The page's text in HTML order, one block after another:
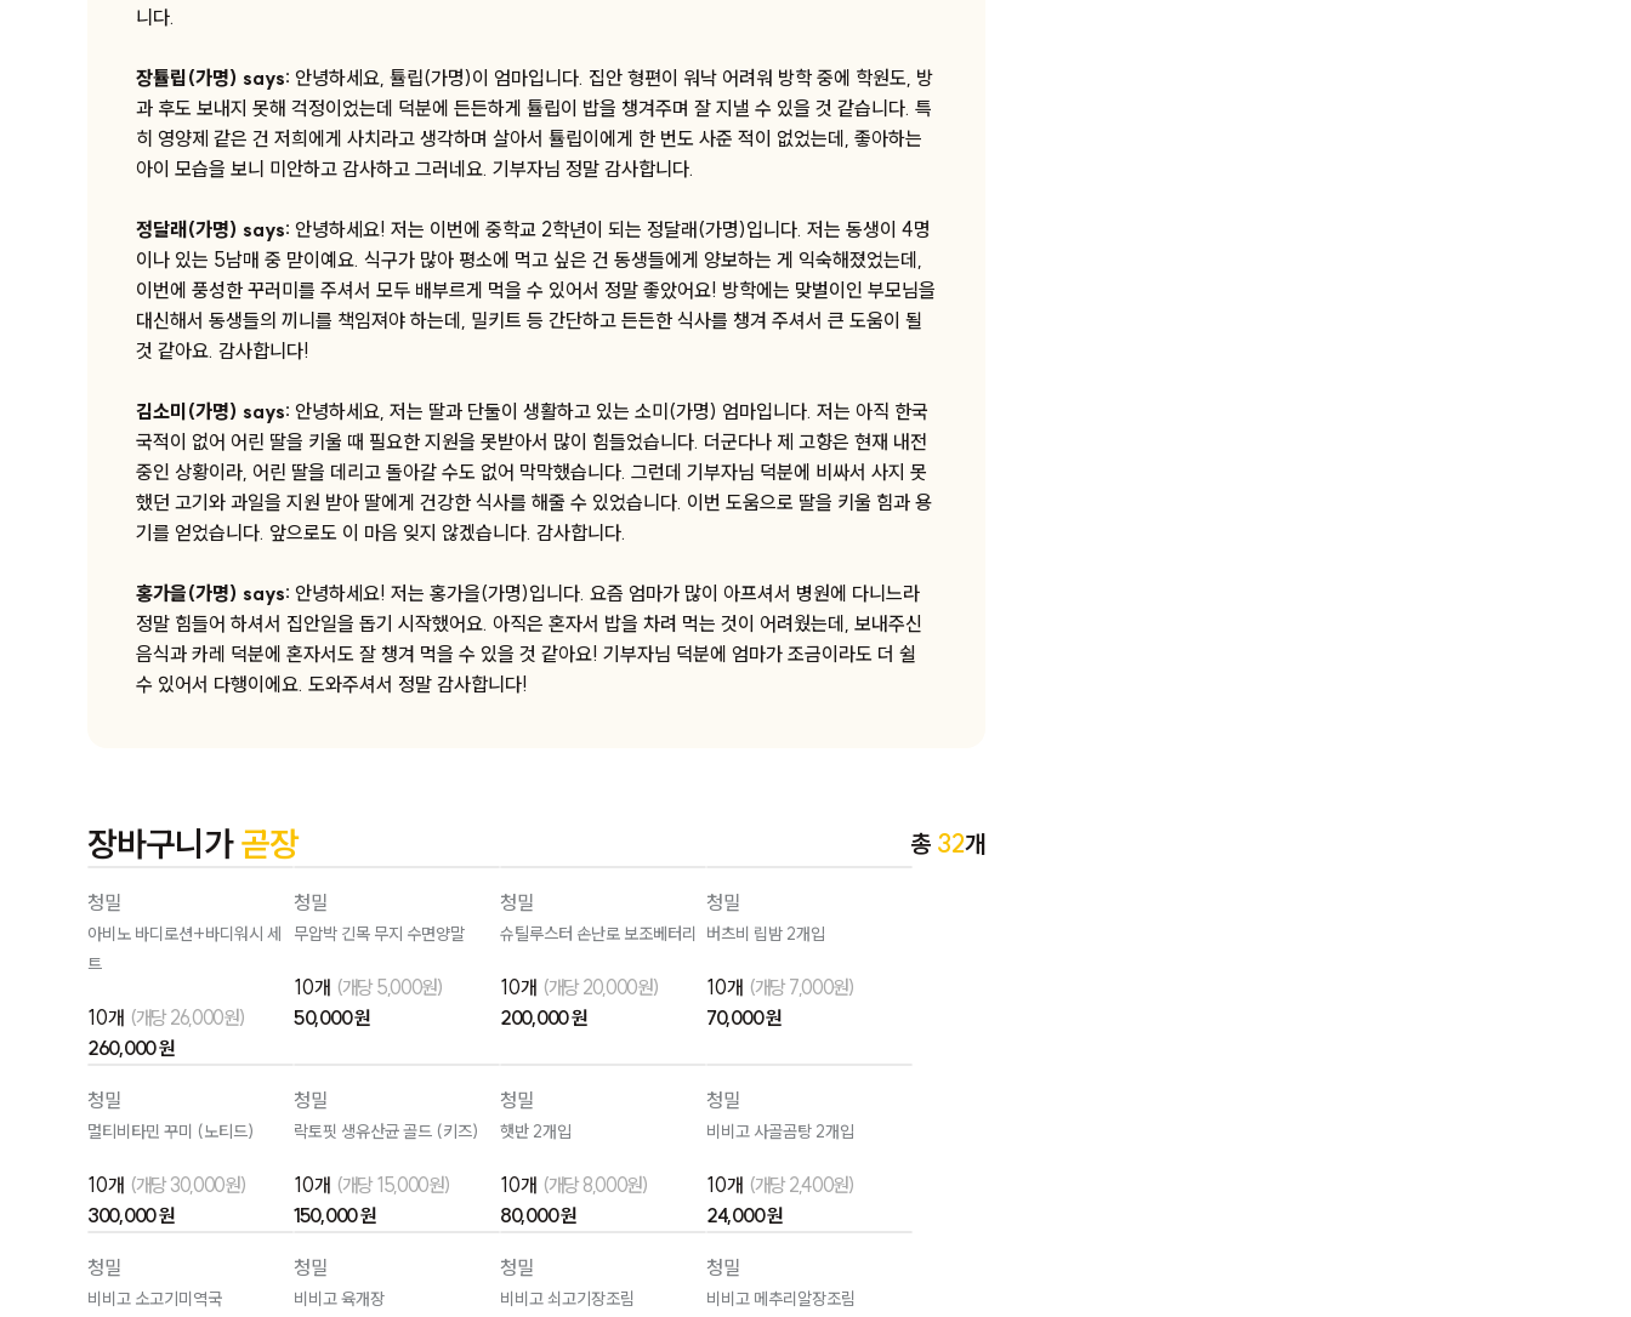
니다.
장튤립(가명) says: 안녕하세요, 튤립(가명)이 엄마입니다. 집안 형편이 워낙 어려워 방학 중에 학원도, 방
과 후도 보내지 못해 걱정이었는데 덕분에 든든하게 튤립이 밥을 챙겨주며 잘 지낼 수 있을 것 같습니다. 특
히 영양제 같은 건 저희에게 사치라고 생각하며 살아서 튤립이에게 한 번도 사준 적이 없었는데, 좋아하는
아이 모습을 보니 미안하고 감사하고 그러네요. 기부자님 정말 감사합니다.
정달래(가명) says: 안녕하세요! 저는 이번에 중학교 2학년이 되는 정달래(가명)입니다. 저는 동생이 4명
이나 있는 5남매 중 맏이예요. 식구가 많아 평소에 먹고 싶은 건 동생들에게 양보하는 게 익숙해졌었는데,
이번에 풍성한 꾸러미를 주셔서 모두 배부르게 먹을 수 있어서 정말 좋았어요! 방학에는 맞벌이인 부모님을
대신해서 동생들의 끼니를 책임져야 하는데, 밀키트 등 간단하고 든든한 식사를 챙겨 주셔서 큰 도움이 될
것 같아요. 감사합니다!
김소미(가명) says: 안녕하세요, 저는 딸과 단둘이 생활하고 있는 소미(가명) 엄마입니다. 저는 아직 한국
국적이 없어 어린 딸을 키울 때 필요한 지원을 못받아서 많이 힘들었습니다. 더군다나 제 고향은 현재 내전
중인 상황이라, 어린 딸을 데리고 돌아갈 수도 없어 막막했습니다. 그런데 기부자님 덕분에 비싸서 사지 못
했던 고기와 과일을 지원 받아 딸에게 건강한 식사를 해줄 수 있었습니다. 이번 도움으로 딸을 키울 힘과 용
기를 얻었습니다. 앞으로도 이 마음 잊지 않겠습니다. 감사합니다.
홍가을(가명) says: 안녕하세요! 저는 홍가을(가명)입니다. 요즘 엄마가 많이 아프셔서 병원에 다니느라
정말 힘들어 하셔서 집안일을 돕기 시작했어요. 아직은 혼자서 밥을 차려 먹는 것이 어려웠는데, 보내주신
음식과 카레 덕분에 혼자서도 잘 챙겨 먹을 수 있을 것 같아요! 기부자님 덕분에 엄마가 조금이라도 더 쉴
수 있어서 다행이에요. 도와주셔서 정말 감사합니다!
장바구니가곧장 총 32개
청밀
아비노 바디로션+바디워시 세
트
10개 (개당 26,000원)
260,000 원
청밀
무압박 긴목 무지 수면양말
10개 (개당 5,000원)
50,000 원
청밀
슈틸루스터 손난로 보조베터리
10개 (개당 20,000원)
200,000 원
청밀
버츠비 립밤 2개입
10개 (개당 7,000원)
70,000 원
청밀
멀티비타민 꾸미 (노티드)
10개 (개당 30,000원)
300,000 원
청밀
락토핏 생유산균 골드 (키즈)
10개 (개당 15,000원)
150,000 원
청밀
햇반 2개입
10개 (개당 8,000원)
80,000 원
청밀
비비고 사골곰탕 2개입
10개 (개당 2,400원)
24,000 원
청밀
비비고 소고기미역국
청밀
비비고 육개장
청밀
비비고 쇠고기장조림
청밀
비비고 메추리알장조림